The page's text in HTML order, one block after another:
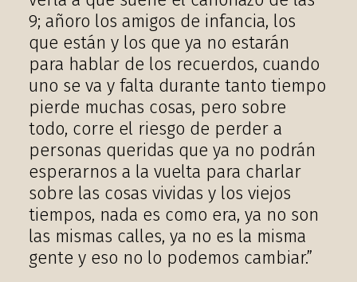
9; añoro los amigos de infancia, los
que están y los que ya no estarán
para hablar de los recuerdos, cuando
uno se va y falta durante tanto tiempo
pierde muchas cosas, pero sobre
todo, corre el riesgo de perder a
personas queridas que ya no podrán
esperarnos a la vuelta para charlar
sobre las cosas vividas y los viejos
tiempos, nada es como era, ya no son
las mismas calles, ya no es la misma
gente y eso no lo podemos cambiar.”